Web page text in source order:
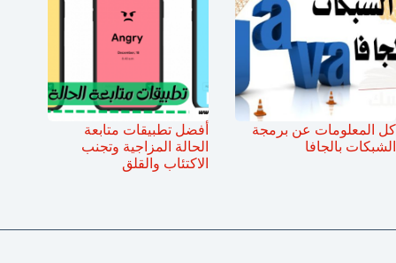
كل المعلومات عن برمجة
الشبكات بالجافا
أفضل تطبيقات متابعة
الحالة المزاجية وتجنب
الاكتئاب والقلق